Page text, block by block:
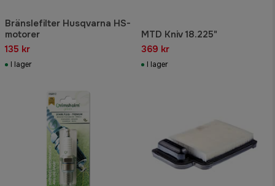
Bränslefilter Husqvarna HS-
motorer
135 kr
I lager
MTD Kniv 18.225"
369 kr
I lager